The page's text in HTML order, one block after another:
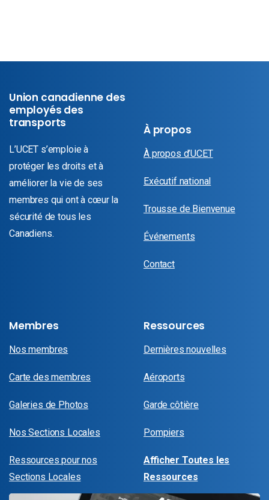
Union canadienne des
employés des
transports
L’UCET s’emploie à
protéger les droits et à
améliorer la vie de ses
membres qui ont à cœur la
sécurité de tous les
Canadiens.
À propos
À propos d’UCET
Exécutif national
Trousse de Bienvenue
Événements
Contact
Membres
Nos membres
Carte des membres
Galeries de Photos
Nos Sections Locales
Ressources pour nos
Sections Locales
Ressources
Dernières nouvelles
Aéroports
Garde côtière
Pompiers
Afficher Toutes les
Ressources